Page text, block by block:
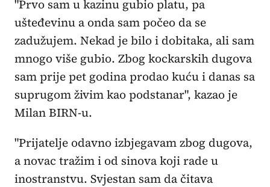
"Prvo sam u kazinu gubio platu, pa
ušteđevinu a onda sam počeo da se
zadužujem. Nekad je bilo i dobitaka, ali sam
mnogo više gubio. Zbog kockarskih dugova
sam prije pet godina prodao kuću i danas sa
suprugom živim kao podstanar", kazao je
Milan BIRN-u.
"Prijatelje odavno izbjegavam zbog dugova,
a novac tražim i od sinova koji rade u
inostranstvu. Svjestan sam da čitava